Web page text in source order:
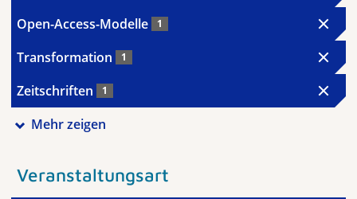
Open-Access-Modelle 1
Transformation 1
Zeitschriften 1
Mehr zeigen
Veranstaltungsart